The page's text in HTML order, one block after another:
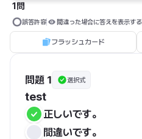
1問
誤答許容 間違った場合に答えを表示する
フラッシュカード
問題 1 選択式
test
正しいです。
間違いです。